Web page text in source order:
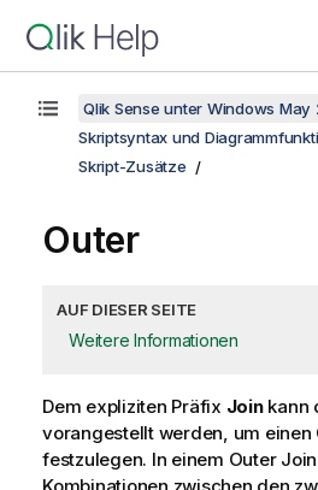
Qlik Sense unter Windows May
Skriptsyntax und
Skript-Zusätze
Outer
AUF DIESER SEITE
Weitere Informationen
Dem expliziten Präfix Joinkann
vorangestellt werden, um einen
festzulegen. In einem Outer